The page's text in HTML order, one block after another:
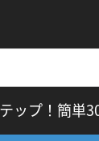
ップ！簡単